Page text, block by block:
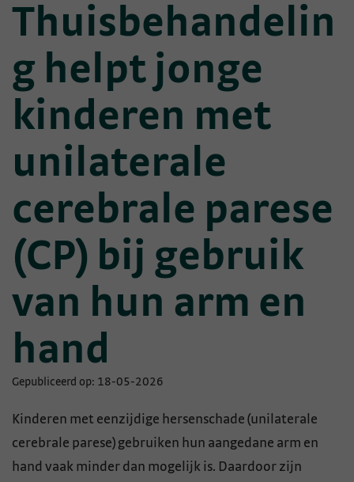
Thuisbehandelin
g helpt jonge
kinderen met
unilaterale
cerebrale parese
(CP) bij gebruik
van hun arm en
hand
Gepubliceerd op: 18-05-2026
Kinderen met eenzijdige hersenschade (unilaterale
cerebrale parese) gebruiken hun aangedane arm en
hand vaak minder dan mogelijk is. Daardoor zijn